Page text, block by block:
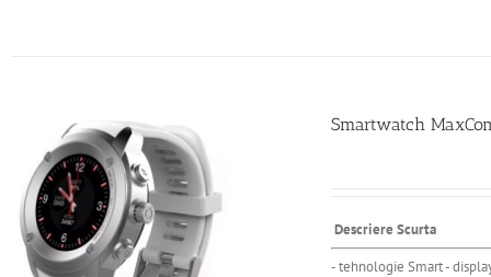
Smartwatch
Descriere Scurta
- tehnologie Smart -